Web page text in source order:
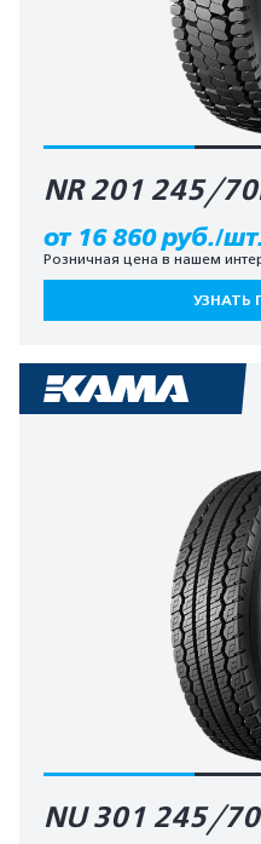
NR 201 245/
от 16 860 руб./
Розничная цена в нашем
УЗНАТЬ
NU 301 245/